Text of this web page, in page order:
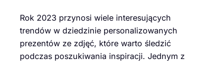
Rok 2023 przynosi wiele interesujących
trendów w dziedzinie personalizowanych
prezentów ze zdjęć, które warto śledzić
podczas poszukiwania inspiracji. Jednym z